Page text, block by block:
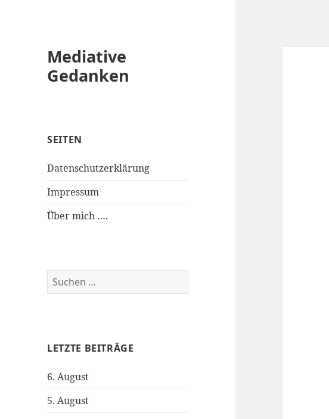
Mediative
Gedanken
SEITEN
Datenschutzerklärung
Impressum
Über mich ….
u
n
a
h
LETZTE BEITRÄGE
6. August
5. August